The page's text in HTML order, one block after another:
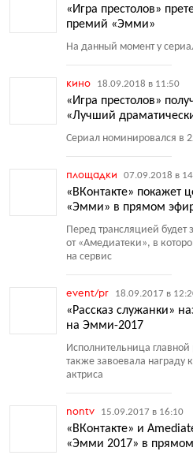
«Игра престолов»
премий «Эмми»
На данный момент у
кино 18.09.2018 в 11:50
«Игра престолов»
«Лучший
Сериал номинировался в
площадки 07.09.2018 в
«ВКонтакте» покажет
«Эмми» в прямом
Перед трансляцией будет
от «Амедиатеки», в
на сервис
event/pr 18.09.2017 в
«Рассказ служанки»
на Эмми-2017
Исполнительница
также завоевала награду
актриса
nontv 15.09.2017 в 16:10
«ВКонтакте» и
«Эмми 2017» в прямом